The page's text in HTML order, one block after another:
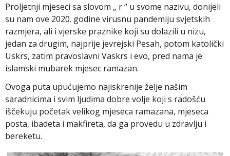
Proljetnji mjeseci sa slovom „ r “ u svome nazivu, donijeli
su nam ove 2020. godine virusnu pandemiju svjetskih
razmjera, ali i vjerske praznike koji su dolazili u nizu,
jedan za drugim, najprije jevrejski Pesah, potom katolički
Uskrs, zatim pravoslavni Vaskrs i evo, pred nama je
islamski mubarek mjesec ramazan.
Ovoga puta upućujemo najiskrenije želje našim
saradnicima i svim ljudima dobre volje koji s radošću
iščekuju početak velikog mjeseca ramazana, mjeseca
posta, ibadeta i makfireta, da ga provedu u zdravlju i
bereketu.